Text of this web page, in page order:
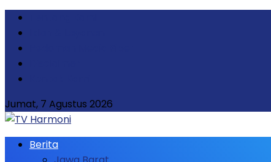
Jumat, 7 Agustus 2026
Berita